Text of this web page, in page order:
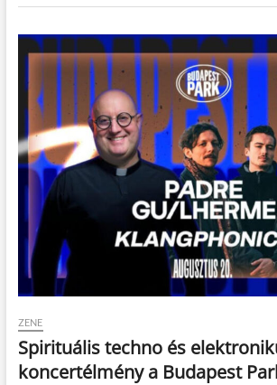
ZENE
Spirituális techno és
koncertélmény a Budapest